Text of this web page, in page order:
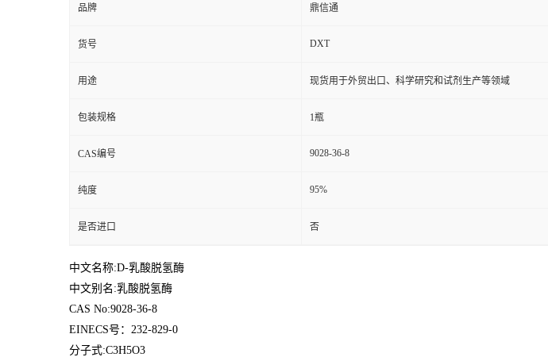
品牌 鼎信通
货号 DXT
用途 现货用于外贸出口、科学研究和试剂生产等领域
包装规格 1瓶
CAS编号 9028-36-8
纯度 95%
是否进口 否
中文名称:D-乳酸脱氢酶
中文别名:乳酸脱氢酶
CAS No:9028-36-8
EINECS号：232-829-0
分子式:C3H5O3